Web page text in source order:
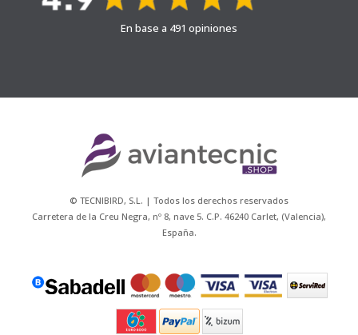
En base a 491 opiniones
© TECNIBIRD, S.L. | Todos los derechos reservados
Carretera de la Creu Negra, nº 8, nave 5. C.P. 46240 Carlet, (Valencia),
España.